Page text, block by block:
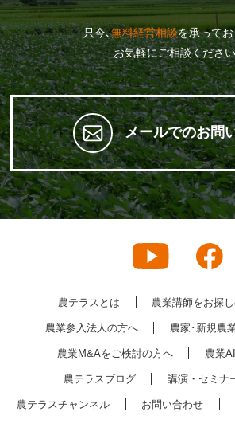
只今､無料経営相談を承って
お気軽にご相談くださ
メールでのお問
農テラスとは 農業講師をお探
農業参入法人の方へ 農家･新規農
農業M&Aをご検討の方へ 農業
農テラスブログ 講演・セミナ
農テラスチャンネル お問い合わせ